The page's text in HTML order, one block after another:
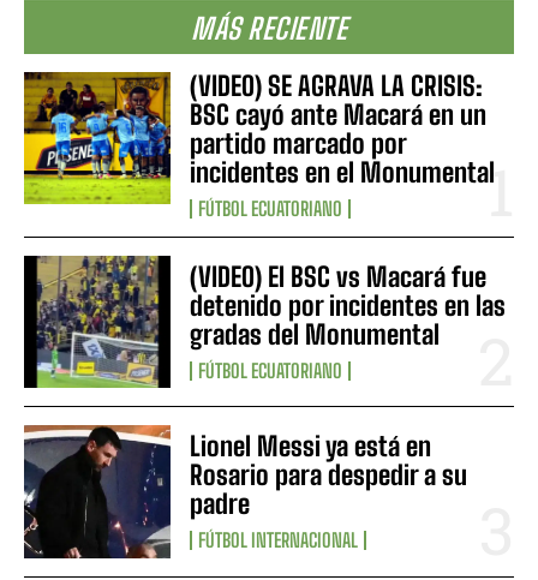
MÁS RECIENTE
(VIDEO) SE AGRAVA LA CRISIS:
BSC cayó ante Macará en un
partido marcado por
incidentes en el Monumental
FÚTBOL ECUATORIANO
(VIDEO) El BSC vs Macará fue
detenido por incidentes en las
gradas del Monumental
FÚTBOL ECUATORIANO
Lionel Messi ya está en
Rosario para despedir a su
padre
FÚTBOL INTERNACIONAL